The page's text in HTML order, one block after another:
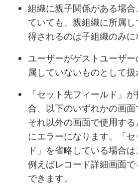
組織に親子関係がある場
ていても、親組織に所属
得されるのは子組織のみに
ユーザーがゲストユーザ
属していないものとして扱
「セット先フィールド」
合、以下のいずれかの画面
それ以外の画面で使用す
にエラーになります。「
ド」を省略している場合は
例えばレコード詳細画面
できます。